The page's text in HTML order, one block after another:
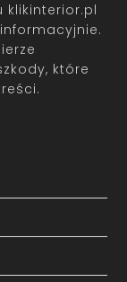
klikinterior.pl
które